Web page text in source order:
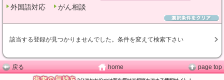
外国語対応
がん相談
該当する登録が見つかりませんでした。条件を変えて検索下さい
戻る home page top